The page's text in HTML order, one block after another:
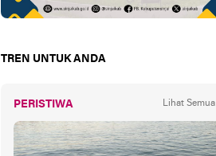
TREN UNTUK ANDA
PERISTIWA Lihat Semua